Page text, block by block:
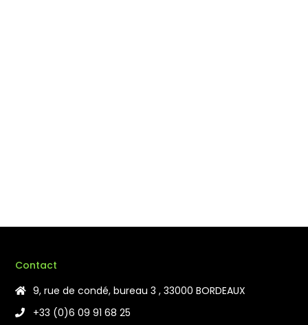
Contact
9, rue de condé, bureau 3 , 33000 BORDEAUX
+33 (0)6 09 91 68 25